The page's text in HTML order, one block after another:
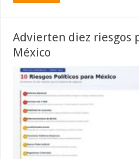
Advierten diez riesgos
México